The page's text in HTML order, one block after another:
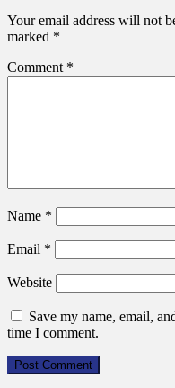
Your email address will not
marked *
Comment *
Name *
Email *
Website
Save my name, email,
time I comment.